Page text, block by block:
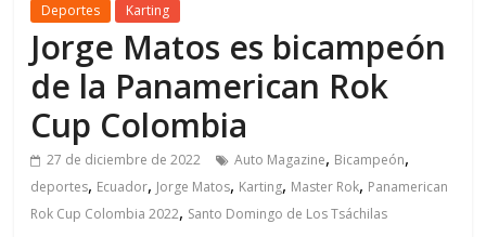
Deportes Karting
Jorge Matos es bicampeón
de la Panamerican Rok
Cup Colombia
27 de diciembre de 2022 Auto Magazine, Bicampeón,
deportes, Ecuador, Jorge Matos, Karting, Master Rok, Panamerican
Rok Cup Colombia 2022, Santo Domingo de Los Tsáchilas